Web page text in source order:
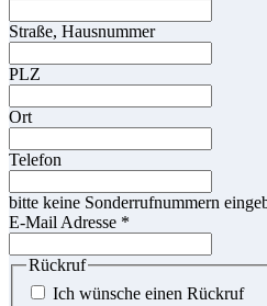
Straße, Hausnummer
PLZ
Ort
Telefon
bitte keine Sonderrufnummern
E-Mail Adresse *
Rückruf
Ich wünsche einen Rückruf